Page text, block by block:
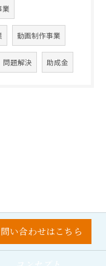
業
動画制作事業
問題解決 助成金
い合わせはこちら